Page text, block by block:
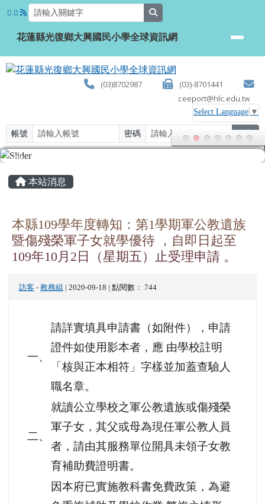
跳至主內容區
花蓮縣光復鄉大興國民小學全球資
花蓮縣光復鄉大興國民小學全球資訊網
(03)8702987
(03)-8701441
ceeport@hlc.edu.tw
Select Language ▼
帳號 密碼 登入
主內容區域
本站消息
本縣109學年度轉知：第1學期軍公教遺族
暨傷殘榮軍子女就學優待 ，自即日起至
109年10月2日（星期五）止受理申請 。
訪客 - 教務組 | 2020-09-18 | 點閱數： 744
一、
請詳實填具申請書（如附件），申請
證件如使用影本者，應 由學校註明
「核與正本相符」字樣並加蓋查驗人
職名章。
二、
就讀公立學校之軍公教遺族或傷殘榮
軍子女，其父或母為現任軍公教人員
者，請由其服務單位開具未領子女教
育補助費證明書。
因本府已實施教科書免費政策，為避
頁尾區域